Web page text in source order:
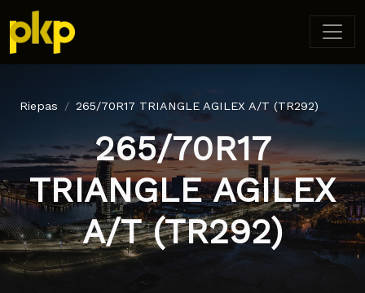
Riepas 265/70R17 TRIANGLE AGILEX A/T (TR292)
265/70R17
TRIANGLE AGILEX
A/T (TR292)